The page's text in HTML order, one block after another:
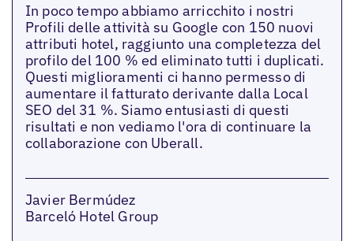
In poco tempo abbiamo arricchito i nostri
Profili delle attività su Google con 150 nuovi
attributi hotel, raggiunto una completezza del
profilo del 100 % ed eliminato tutti i duplicati.
Questi miglioramenti ci hanno permesso di
aumentare il fatturato derivante dalla Local
SEO del 31 %. Siamo entusiasti di questi
risultati e non vediamo l'ora di continuare la
collaborazione con Uberall.
Javier Bermúdez
Barceló Hotel Group